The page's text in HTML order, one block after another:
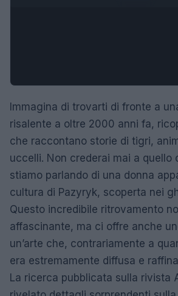
Immagina di trovarti di fronte a
risalente a oltre 2000 anni fa,
che raccontano storie di tigri,
uccelli. Non crederai mai a quello
stiamo parlando di una donna
cultura di Pazyryk, scoperta nei
Questo incredibile ritrovamento
affascinante, ma ci offre anche
un’arte che, contrariamente a
era estremamente diffusa e
La ricerca pubblicata sulla rivista